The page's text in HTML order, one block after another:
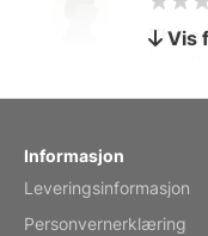
by charles
TheVis
Informasjon
Leveringsinformasjon
Personvernerklæring